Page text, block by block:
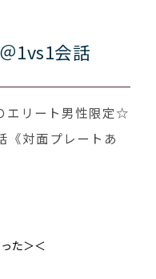
1vs1会話
エリート男性限定☆
《対面プレートあ
た＞＜